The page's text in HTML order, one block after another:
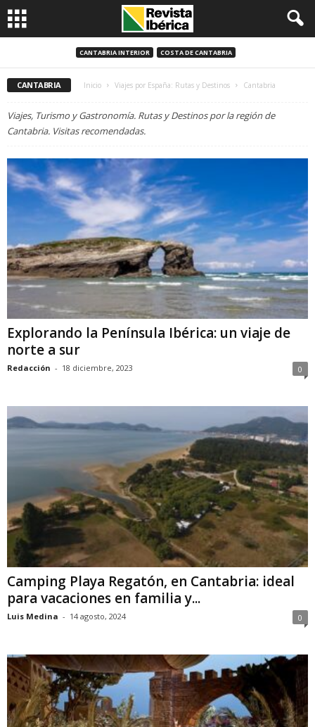
CANTABRIA INTERIOR COSTA DE CANTABRIA
CANTABRIA Inicio Viajes por España: Rutas y Destinos Cantabria
Viajes, Turismo y Gastronomía. Rutas y Destinos por la región de
Cantabria. Visitas recomendadas.
Explorando la Península Ibérica: un viaje de
norte a sur
Redacción - 18 diciembre, 2023 0
Camping Playa Regatón, en Cantabria: ideal
para vacaciones en familia y...
Luis Medina - 14 agosto, 2024 0